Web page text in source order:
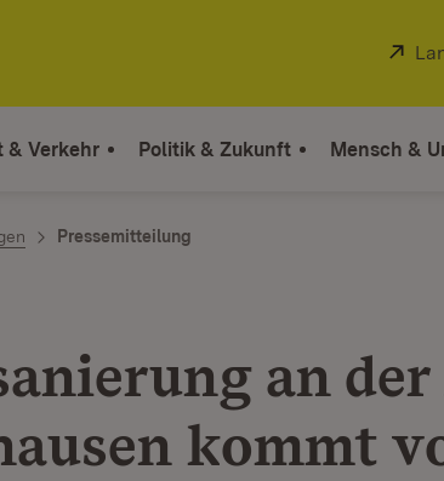
& Verkehr Politik & Zukunft Mensch &
Pressemitteilung
an
kommt